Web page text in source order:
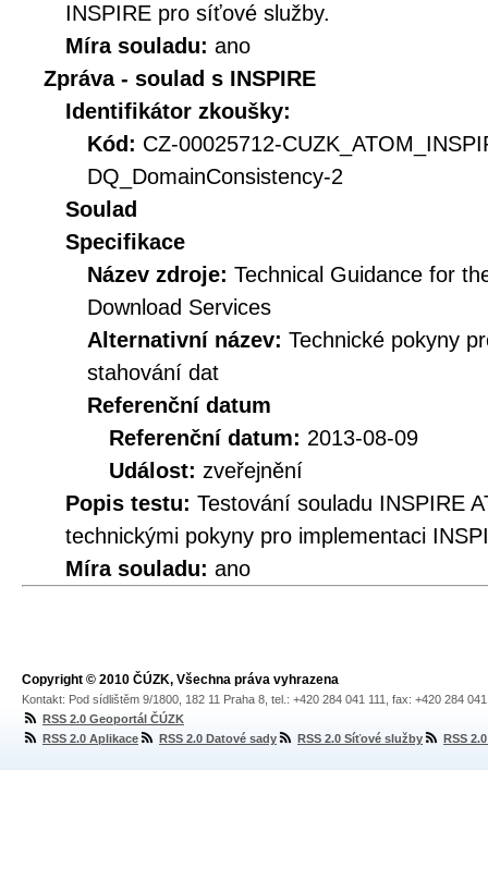
INSPIRE pro síťové služby.
Míra souladu: ano
Zpráva - soulad s INSPIRE
Identifikátor zkoušky:
Kód: CZ-00025712-
DQ_DomainConsistency-2
Soulad
Specifikace
Název zdroje: Technical Guidance for
Download Services
Alternativní název: Technické pokyny
stahování dat
Referenční datum
Referenční datum: 2013-08-09
Událost: zveřejnění
Popis testu: Testování souladu INSPIRE
technickými pokyny pro implementaci
Míra souladu: ano
Copyright © 2010 ČÚZK, Všechna práva vyhrazena
Kontakt: Pod sídlištěm 9/1800, 182 11 Praha 8, tel.: +420 284 041 111, fax: +420 284
RSS 2.0 Geoportál ČÚZK
RSS 2.0 Aplikace
RSS 2.0 Datové sady RSS 2.0 Síťové služby RSS